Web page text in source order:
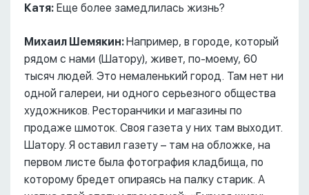
Катя: Еще более замедлилась жизнь?
Михаил Шемякин:Например, в городе, который
рядом с нами (Шатору), живет, по-моему, 60
тысяч людей. Это немаленький город. Там нет ни
одной галереи, ни одного серьезного общества
художников. Ресторанчики и магазины по
продаже шмоток. Своя газета у них там выходит.
Шатору. Я оставил газету – там на обложке, на
первом листе была фотография кладбища, по
которому бредет опираясь на палку старик. А